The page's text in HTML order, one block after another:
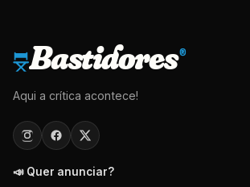
Bastidores®
Aqui a crítica acontece!
📣 Quer anunciar?